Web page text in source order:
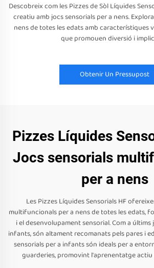
Descobreix com les Pizzes de Sòl Líquides
creatiu amb jocs sensorials per a nens.
nens de totes les edats amb característiques
que promouen diversió i
Obtenir Un Pressupost
Pizzes Líquides
Jocs sensorials
per a nens
Les Pizzes Líquides Sensorials HF
multifuncionals per a nens de totes les edats,
i el desenvolupament sensorial. Com a últims
infants, són altament recomanats pels pares i
sensorials per a infants són ideals per a
guarderies, promovint l'aprenentatge